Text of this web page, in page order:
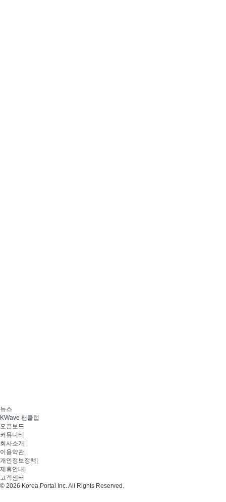
뉴스
KWave 팬클럽
오픈보드
커뮤니티
회사소개
이용약관
개인정보정책
제휴안내
고객센터
© 2026 Korea Portal Inc. All Rights Reserved.